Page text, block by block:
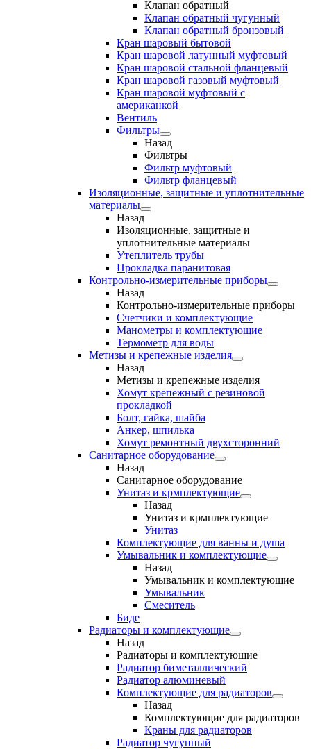
Клапан обратный
Клапан обратный чугунный
Клапан обратный бронзовый
Кран шаровый бытовой
Кран шаровой латунный муфтовый
Кран шаровой стальной фланцевый
Кран шаровой газовый муфтовый
Кран шаровой муфтовый с
американкой
Вентиль
Фильтры
Назад
Фильтры
Фильтр муфтовый
Фильтр фланцевый
Изоляционные, защитные и уплотнительные
материалы
Назад
Изоляционные, защитные и
уплотнительные материалы
Утеплитель трубы
Прокладка паранитовая
Контрольно-измерительные приборы
Назад
Контрольно-измерительные приборы
Счетчики и комплектующие
Манометры и комплектующие
Термометр для воды
Метизы и крепежные изделия
Назад
Метизы и крепежные изделия
Хомут крепежный с резиновой
прокладкой
Болт, гайка, шайба
Анкер, шпилька
Хомут ремонтный двухсторонний
Санитарное оборудование
Назад
Санитарное оборудование
Унитаз и крмплектующие
Назад
Унитаз и крмплектующие
Унитаз
Комплектующие для ванны и душа
Умывальник и комплектующие
Назад
Умывальник и комплектующие
Умывальник
Смеситель
Биде
Радиаторы и комплектующие
Назад
Радиаторы и комплектующие
Радиатор биметаллический
Радиатор алюминевый
Комплектующие для радиаторов
Назад
Комплектующие для радиаторов
Краны для радиаторов
Радиатор чугунный